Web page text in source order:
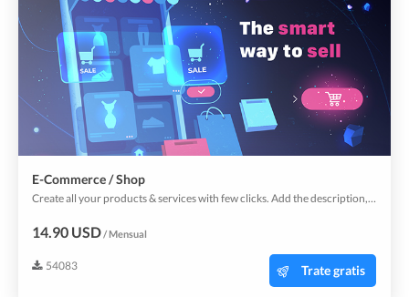
E-Commerce / Shop
Create all your products & services with few clicks. Add the description, price, picture, and other details and boom, your customers can start placing the orders from your app. It makes it easier for them to buy and connect with your brand. Mobile apps convert 3x higher than a website. Don't miss out on the ability to maximize your revenue.
14.90 USD/ Mensual
54083 Trate gratis